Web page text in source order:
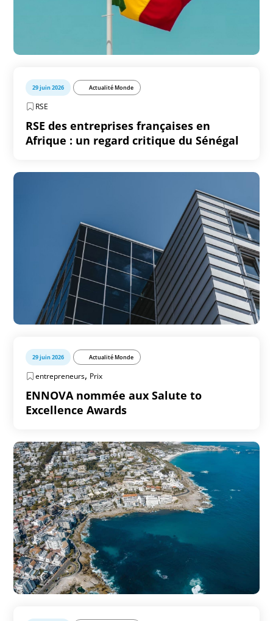
29 juin 2026 Actualité Monde
RSE
RSE des entreprises françaises en
Afrique : un regard critique du Sénégal
29 juin 2026 Actualité Monde
entrepreneurs, Prix
ENNOVA nommée aux Salute to
Excellence Awards